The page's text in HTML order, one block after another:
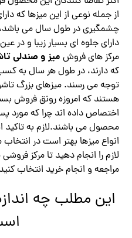
از جمله نوعی از این میزها که
چشمگیری در طول سال می
دارای جلوه ای بسیار زیبا و در
مرکز های فروش میز و صندلی
که دارند، در طول هر سال به
توجه می رسند. میزهای بزرگ
هستند که امروزه رونق فروش
اختصاص داده اند چرا که مورد
محصول می باشند.لازم به
انواع میزها بهتر است در
لازم را انجام دهید تا مرکز
مراجعه و انجام خرید انتخاب
این مطلب چه